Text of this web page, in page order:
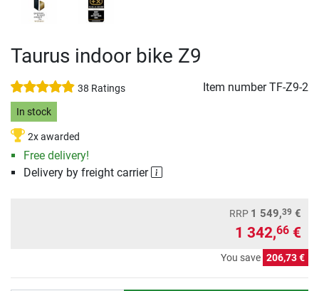
Taurus indoor bike Z9
38 Ratings Item numberTF-Z9-2
In stock
2x awarded
Free delivery!
Delivery by freight carrier
RRP 1 549,39 €
1 342,66 €
You save 206,73 €